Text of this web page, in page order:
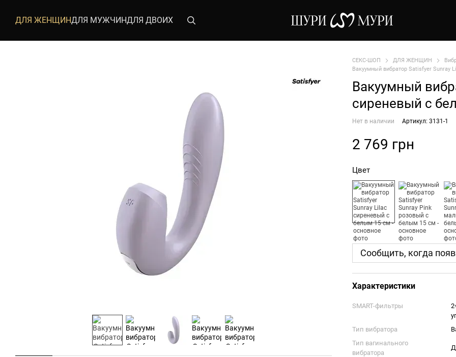
ДЛЯ ЖЕНЩИНДЛЯ МУЖЧИНДЛЯ ДВОИХ
СЕКС-ШОП ДЛЯ ЖЕНЩИН
Вакуумный вибратор Satisfyer Sunray
Вакуумный
сиреневый с
Нет в наличии Артикул: 3131-1
2 769 грн
Цвет
Сообщить, когда
Характеристики
SMART-фильтры
Тип вибратора
Тип вагинального
вибратора